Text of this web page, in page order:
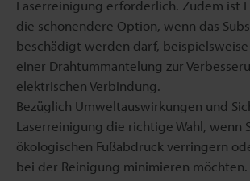
Laserreinigung erforderlich. Zudem ist
die schonendere Option, wenn das
beschädigt werden darf,
einer Drahtummantelung zur
elektrischen Verbindung.
Bezüglich Umweltauswirkungen und
Laserreinigung die richtige Wahl, wenn
ökologischen Fußabdruck verringern
bei der Reinigung minimieren möchten.